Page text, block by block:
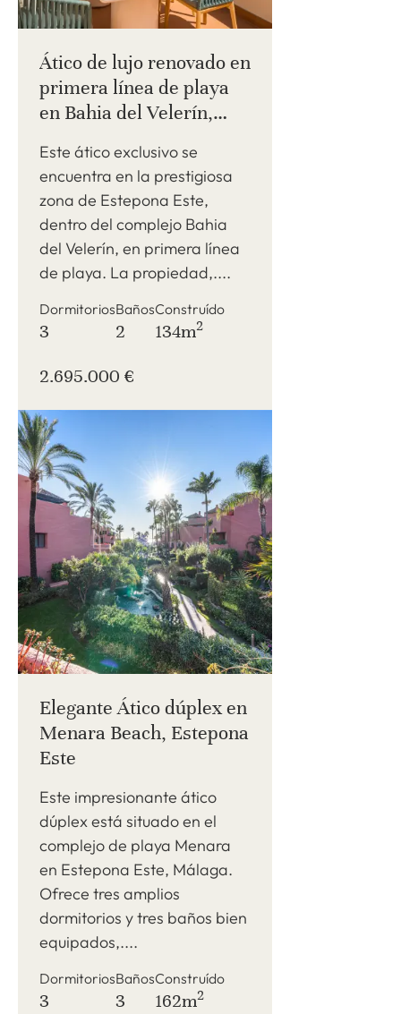
Ático de lujo renovado en
primera línea de playa
en Bahia del Velerín,
Este ático exclusivo se
encuentra en la prestigiosa
zona de Estepona Este,
dentro del complejo Bahia
del Velerín, en primera línea
de playa. La propiedad,....
Dormitorios
3
Baños
2
Construído
134m2
2.695.000 €
Elegante Ático dúplex en
Menara Beach, Estepona
Este
Este impresionante ático
dúplex está situado en el
complejo de playa Menara
en Estepona Este, Málaga.
Ofrece tres amplios
dormitorios y tres baños bien
equipados,....
Dormitorios
3
Baños
3
Construído
162m2